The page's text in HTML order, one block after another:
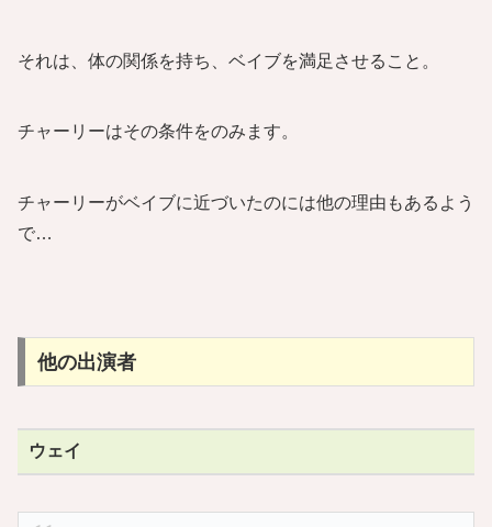
それは、体の関係を持ち、ベイブを満足させること。
チャーリーはその条件をのみます。
チャーリーがベイブに近づいたのには他の理由もあるよう
で…
他の出演者
ウェイ